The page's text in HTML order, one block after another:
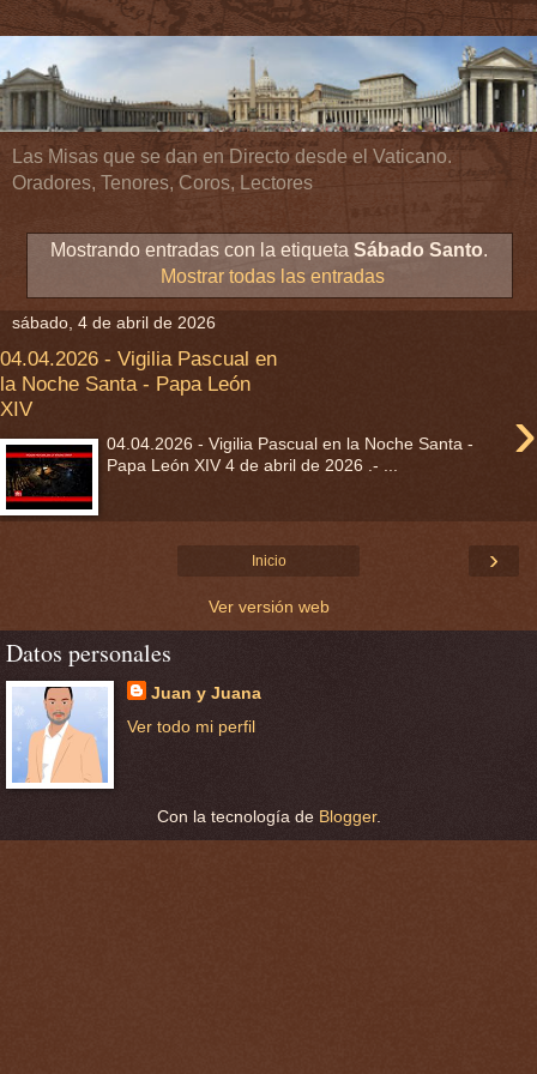
Las Misas que se dan en Directo desde el Vaticano.
Oradores, Tenores, Coros, Lectores
Mostrando entradas con la etiqueta Sábado Santo.
Mostrar todas las entradas
sábado, 4 de abril de 2026
04.04.2026 - Vigilia Pascual en
la Noche Santa - Papa León
XIV
›
04.04.2026 - Vigilia Pascual en la Noche Santa -
Papa León XIV 4 de abril de 2026 .- ...
›
Inicio
Ver versión web
Datos personales
Juan y Juana
Ver todo mi perfil
Con la tecnología de Blogger.